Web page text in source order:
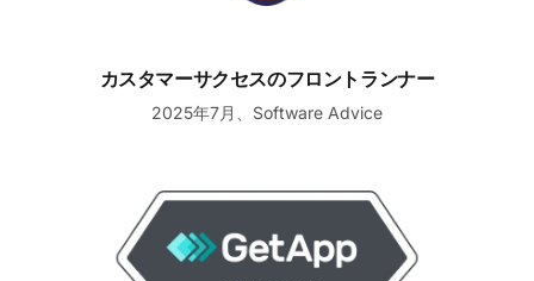
カスタマーサクセスのフロントランナー
2025年7月、Software Advice